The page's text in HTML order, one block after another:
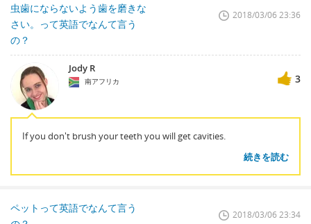
虫歯にならないよう歯を磨きな
さい。って英語でなんて言う
の？
2018/03/06 23:36
Jody R
南アフリカ 3
If you don't brush your teeth you will get cavities.
続きを読む
ペットって英語でなんて言う
2018/03/06 23:34